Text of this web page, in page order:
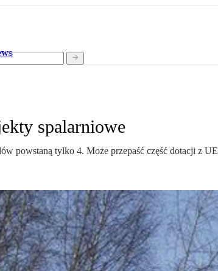
spalarniowe
powstaną tylko 4. Może przepaść część dotacji z UE